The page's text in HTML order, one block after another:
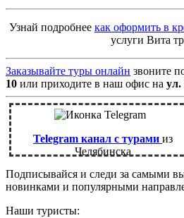
Узнай подробнее как оформить в
услуги Вита
Заказывайте туры онлайн звоните
10 или приходите в наш офис на ул.
Telegram канал с турами из
Челябинска
Подписывайся и следи за самыми
новинками и популярными
Наши туристы: